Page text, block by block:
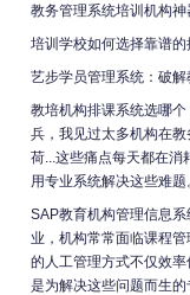
教务管理系统培训机构神
培训学校如何选择靠谱
艺步学员管理系统：破
教培机构排课系统选哪
兵，我见过太多机构在
荷...这些痛点每天都在消
用专业系统解决这些难题
SAP教育机构管理信息
业，机构常常面临课程
的人工管理方式不仅效
是为解决这些问题而生的